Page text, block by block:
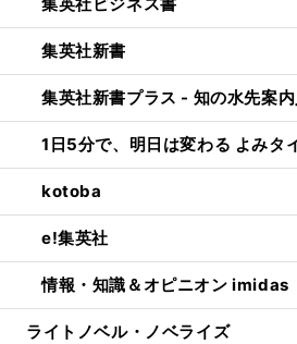
集英社新書
集英社新書プラス - 知の水先案内
1日5分で、明日は変わる よみ
kotoba
e!集英社
情報・知識＆オピニオン imidas
ライトノベル・ノベライズ